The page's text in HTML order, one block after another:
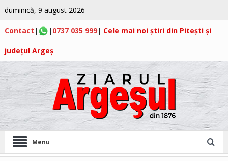
duminică, 9 august 2026
Contact | | 0737 035 999| Cele mai noi știri din Pitești și
județul Argeș
Menu